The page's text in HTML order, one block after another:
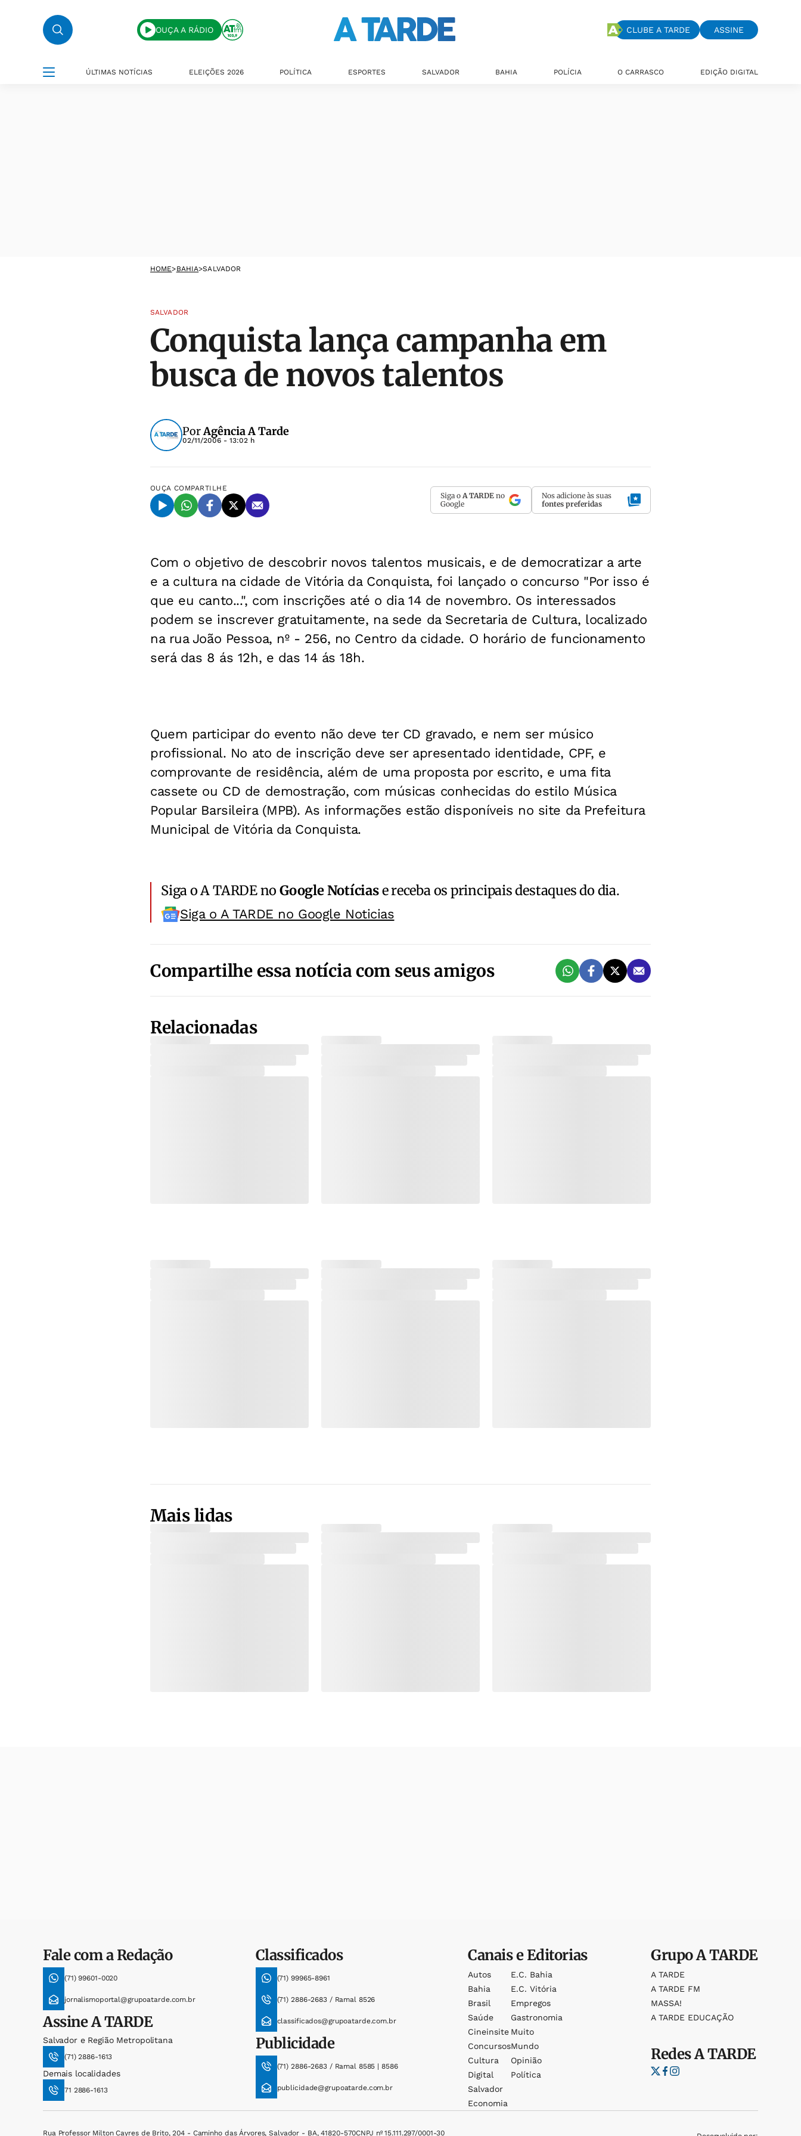
OUÇA A RÁDIO CLUBE A TARDE ASSINE
ÚLTIMAS NOTÍCIAS ELEIÇÕES 2026 POLÍTICA ESPORTES SALVADOR BAHIA POLÍCIA O CARRASCO EDIÇÃO DIGITAL
HOME>BAHIA>SALVADOR
SALVADOR
Conquista lança campanha em
busca de novos talentos
PorAgência A Tarde
02/11/2006 - 13:02 h
OUÇA COMPARTILHE
Siga o A TARDE no
Google
Nos adicione às suas
fontes preferidas
Com o objetivo de descobrir novos talentos musicais, e de democratizar a arte
e a cultura na cidade de Vitória da Conquista, foi lançado o concurso "Por isso é
que eu canto...", com inscrições até o dia 14 de novembro. Os interessados
podem se inscrever gratuitamente, na sede da Secretaria de Cultura, localizado
na rua João Pessoa, nº - 256, no Centro da cidade. O horário de funcionamento
será das 8 ás 12h, e das 14 ás 18h.
Quem participar do evento não deve ter CD gravado, e nem ser músico
profissional. No ato de inscrição deve ser apresentado identidade, CPF, e
comprovante de residência, além de uma proposta por escrito, e uma fita
cassete ou CD de demostração, com músicas conhecidas do estilo Música
Popular Barsileira (MPB). As informações estão disponíveis no site da Prefeitura
Municipal de Vitória da Conquista.
Siga o A TARDE noGoogle Notíciase receba os principais destaques do dia.
Siga o A TARDE no Google Noticias
Compartilhe essa notícia com seus amigos
Relacionadas
Mais lidas
Fale com a Redação
(71) 99601-0020
jornalismoportal@grupoatarde.com.br
AssineA TARDE
Salvador e Região Metropolitana
(71) 2886-1613
Demais localidades
71 2886-1613
Classificados
(71) 99965-8961
(71) 2886-2683 / Ramal 8526
classificados@grupoatarde.com.br
Publicidade
(71) 2886-2683 / Ramal 8585 | 8586
publicidade@grupoatarde.com.br
Canais e Editorias
Autos
Bahia
Brasil
Saúde
Cineinsite
Concursos
Cultura
Digital
Salvador
Economia
E.c. Bahia
E.c. Vitória
Empregos
Gastronomia
Muito
Mundo
Opinião
Política
GrupoA TARDE
A TARDE
A TARDE FM
MASSA!
A TARDE EDUCAÇÃO
RedesA TARDE
Rua Professor Milton Cayres de Brito, 204 - Caminho das Árvores, Salvador - BA, 41820-570CNPJ nº 15.111.297/0001-30